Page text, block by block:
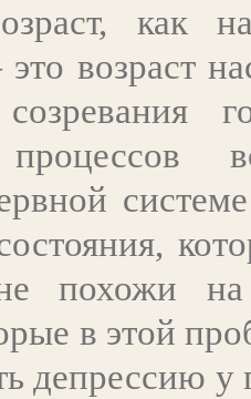
как
возраст
созревания
похожи на
в этой
депрессию